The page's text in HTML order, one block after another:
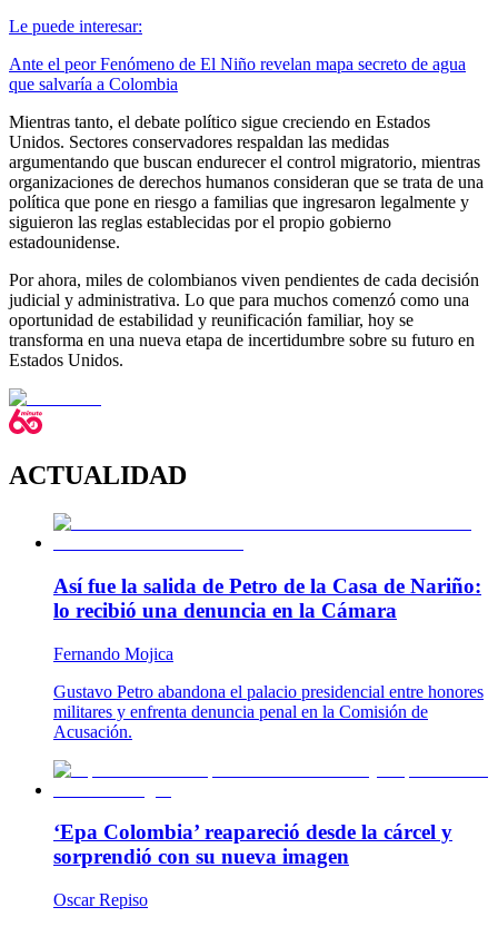
Le puede interesar:
Ante el peor Fenómeno de El Niño revelan mapa secreto de agua
que salvaría a Colombia
Mientras tanto, el debate político sigue creciendo en Estados
Unidos. Sectores conservadores respaldan las medidas
argumentando que buscan endurecer el control migratorio, mientras
organizaciones de derechos humanos consideran que se trata de una
política que pone en riesgo a familias que ingresaron legalmente y
siguieron las reglas establecidas por el propio gobierno
estadounidense.
Por ahora, miles de colombianos viven pendientes de cada decisión
judicial y administrativa. Lo que para muchos comenzó como una
oportunidad de estabilidad y reunificación familiar, hoy se
transforma en una nueva etapa de incertidumbre sobre su futuro en
Estados Unidos.
ACTUALIDAD
Así fue la salida de Petro de la Casa de Nariño:
lo recibió una denuncia en la Cámara
Fernando Mojica
Gustavo Petro abandona el palacio presidencial entre honores
militares y enfrenta denuncia penal en la Comisión de
Acusación.
‘Epa Colombia’ reapareció desde la cárcel y
sorprendió con su nueva imagen
Oscar Repiso